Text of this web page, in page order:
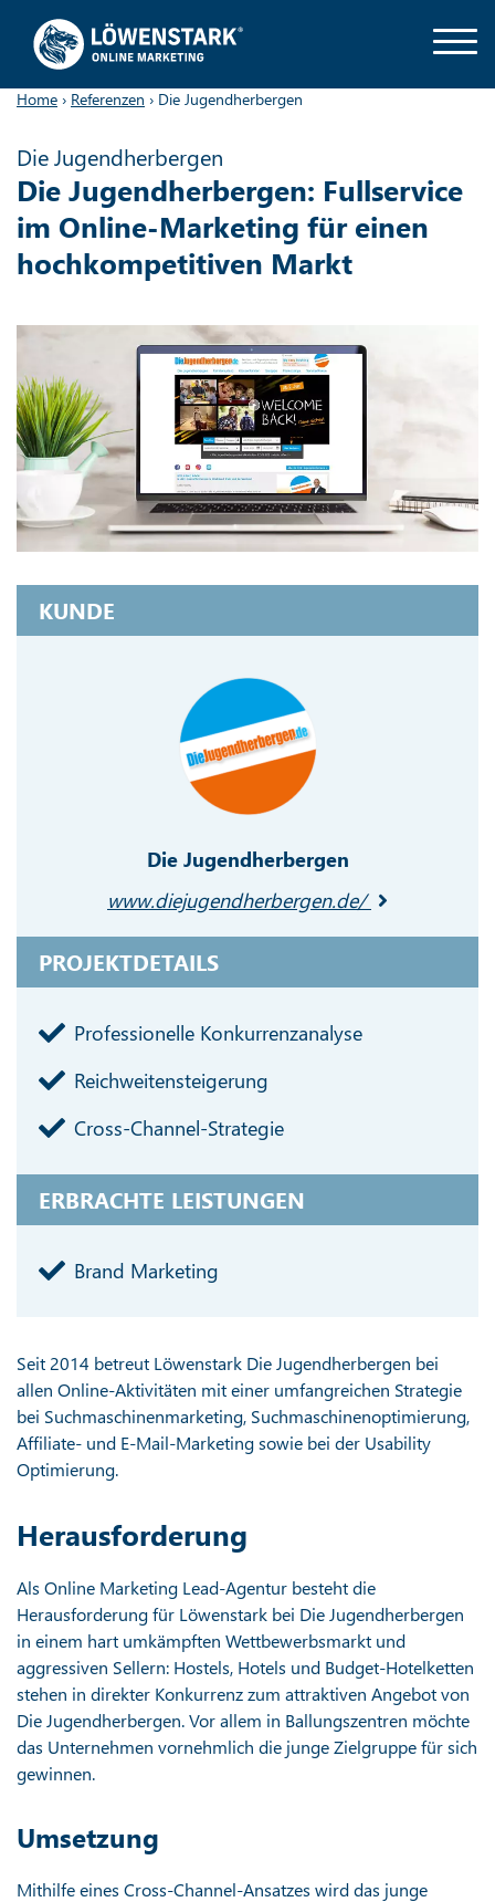
Home › Referenzen › Die Jugendherbergen
Die Jugendherbergen
Die Jugendherbergen: Fullservice
im Online-Marketing für einen
hochkompetitiven Markt
KUNDE
Die Jugendherbergen
www.diejugendherbergen.de/
PROJEKTDETAILS
Professionelle Konkurrenzanalyse
Reichweitensteigerung
Cross-Channel-Strategie
ERBRACHTE LEISTUNGEN
Brand Marketing
Seit 2014 betreut Löwenstark Die Jugendherbergen bei
allen Online-Aktivitäten mit einer umfangreichen Strategie
bei Suchmaschinenmarketing, Suchmaschinenoptimierung,
Affiliate- und E-Mail-Marketing sowie bei der Usability
Optimierung.
Herausforderung
Als Online Marketing Lead-Agentur besteht die
Herausforderung für Löwenstark bei Die Jugendherbergen
in einem hart umkämpften Wettbewerbsmarkt und
aggressiven Sellern: Hostels, Hotels und Budget-Hotelketten
stehen in direkter Konkurrenz zum attraktiven Angebot von
Die Jugendherbergen. Vor allem in Ballungszentren möchte
das Unternehmen vornehmlich die junge Zielgruppe für sich
gewinnen.
Umsetzung
Mithilfe eines Cross-Channel-Ansatzes wird das junge